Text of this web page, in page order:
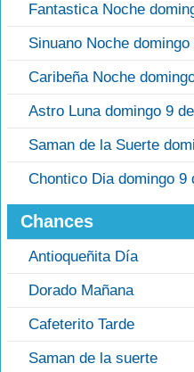
Fantastica Noche
Sinuano Noche
Caribeña Noche
Astro Luna domingo 9
Saman de la Suerte
Chontico Dia domingo 9
Chances
Antioqueñita Día
Dorado Mañana
Cafeterito Tarde
Saman de la suerte